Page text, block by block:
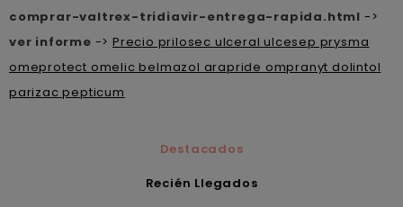
comprar-valtrex-tridiavir-entrega-rapida.html ->
ver informe ->Precio prilosec ulceral ulcesep prysma
omeprotect omelic belmazol arapride ompranyt dolintol
parizac pepticum
Destacados
Recién Llegados